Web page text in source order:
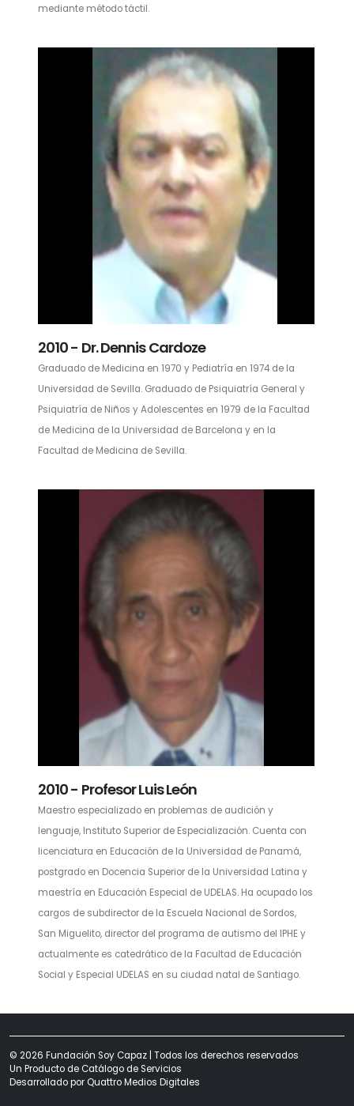
mediante método táctil.
2010 - Dr. Dennis Cardoze
Graduado de Medicina en 1970 y Pediatría en 1974 de la
Universidad de Sevilla. Graduado de Psiquiatría General y
Psiquiatría de Niños y Adolescentes en 1979 de la Facultad
de Medicina de la Universidad de Barcelona y en la
Facultad de Medicina de Sevilla.
2010 - Profesor Luis León
Maestro especializado en problemas de audición y
lenguaje, Instituto Superior de Especialización. Cuenta con
licenciatura en Educación de la Universidad de Panamá,
postgrado en Docencia Superior de la Universidad Latina y
maestría en Educación Especial de UDELAS. Ha ocupado los
cargos de subdirector de la Escuela Nacional de Sordos,
San Miguelito, director del programa de autismo del IPHE y
actualmente es catedrático de la Facultad de Educación
Social y Especial UDELAS en su ciudad natal de Santiago.
© 2026 Fundación Soy Capaz | Todos los derechos reservados
Un Producto deCatálogo de Servicios
Desarrollado porQuattro Medios Digitales